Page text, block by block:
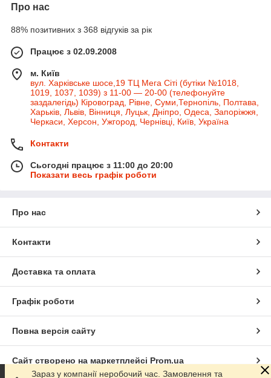
Про нас
88% позитивних з 368 відгуків за рік
Працює з 02.09.2008
м. Київ
вул. Харківське шосе,19 ТЦ Мега Сіті (бутіки №1018,
1019, 1037, 1039) з 11-00 — 20-00 (телефонуйте
заздалегідь) Кіровоград, Рівне, Суми,Тернопіль, Полтава,
Харьків, Львів, Вінниця, Луцьк, Дніпро, Одеса, Запоріжжя,
Черкаси, Херсон, Ужгород, Чернівці, Київ, Україна
Контакти
Сьогодні працює з 11:00 до 20:00
Показати весь графік роботи
Про нас
Контакти
Доставка та оплата
Графік роботи
Повна версія сайту
Сайт створено на маркетплейсі Prom.ua
Зараз у компанії неробочий час. Замовлення та